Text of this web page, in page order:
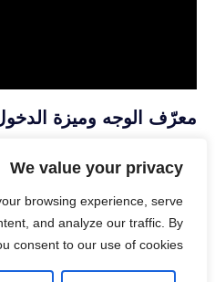
We value your privacy
browsing experience, serve
and analyze our traffic. By
consent to our use of cookies.
معرّف الوجه وميزة